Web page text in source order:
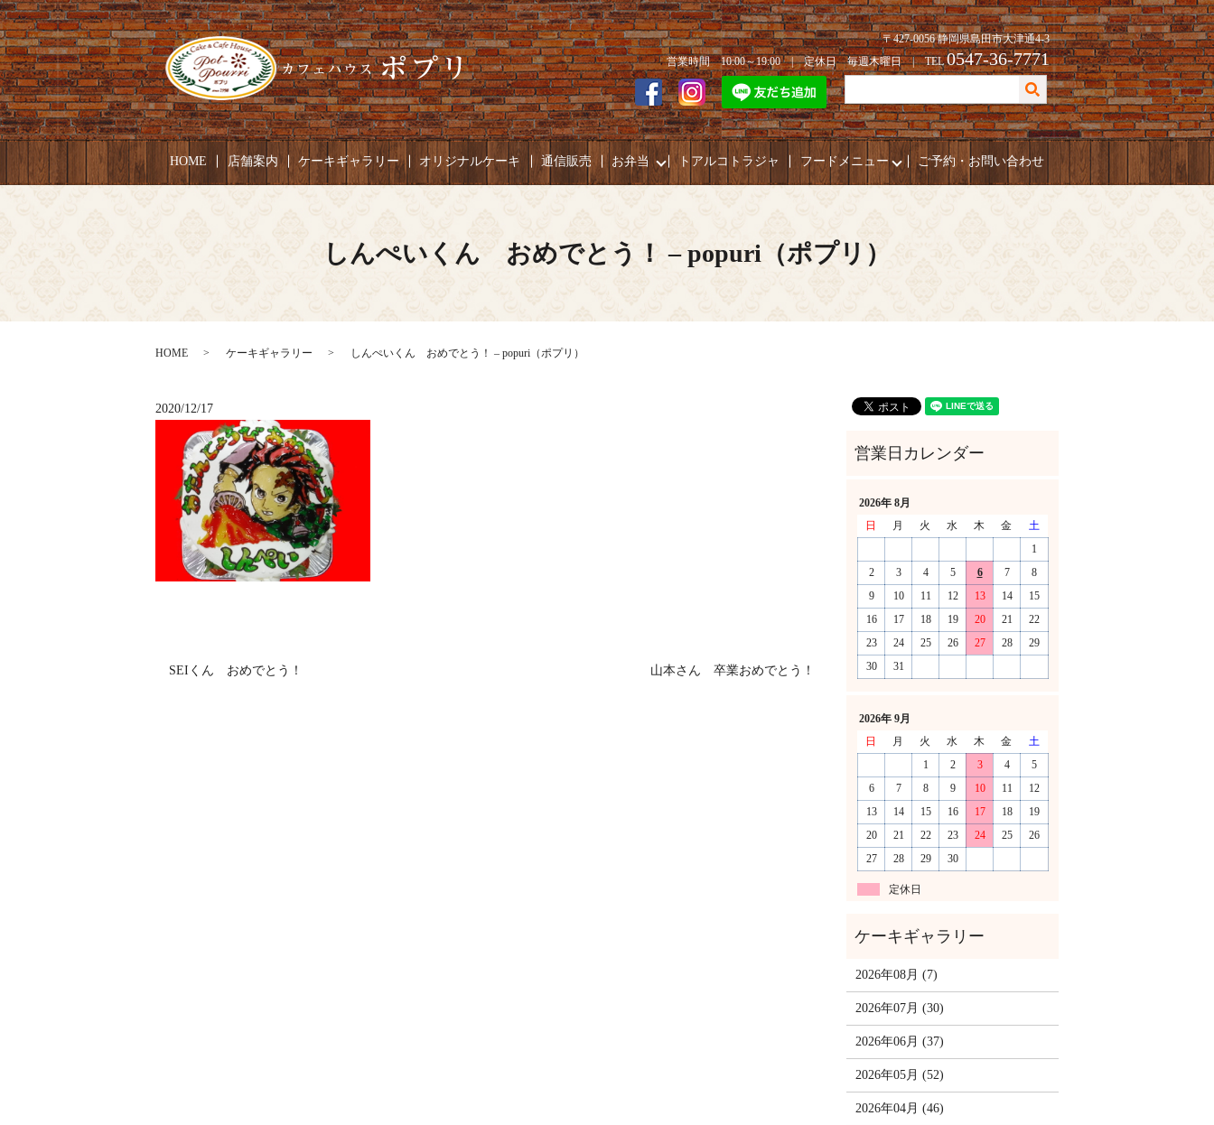
〒427-0056 静岡県島田市大津通4-3
営業時間 10:00～19:00 | 定休日 毎週木曜日 | TEL0547-36-7771
HOME 店舗案内 ケーキギャラリー オリジナルケーキ 通信販売 お弁当 トアルコトラジャ フードメニュー ご予約・お問い合わせ
しんぺいくん おめでとう！ – popuri（ポプリ）
HOME ケーキギャラリー しんぺいくん おめでとう！ – popuri（ポプリ）
2020/12/17
SEIくん おめでとう！ 山本さん 卒業おめでとう！
2026年 8月
日
月 火 水 木 金
土
1
2
3 4 5 6 7
8
9
10 11 12 13 14
15
16
17 18 19 20 21
22
23
24 25 26 27 28
29
30
31
2026年 9月
日
月 火 水 木 金
土
1
2 3 4
5
6
7 8 9 10 11
12
13
14 15 16 17 18
19
20
21 22 23 24 25
26
27
28 29 30
定休日
2026年08月 (7)
2026年07月 (30)
2026年06月 (37)
2026年05月 (52)
2026年04月 (46)